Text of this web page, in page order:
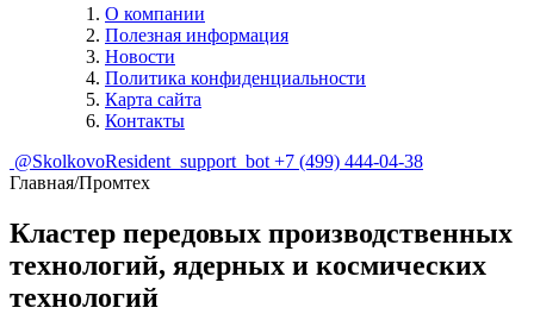
О компании
Полезная информация
Новости
Политика конфиденциальности
Карта сайта
Контакты
@SkolkovoResident_support_bot +7 (499) 444-04-38
Главная/Промтех
Кластер передовых производственных
технологий, ядерных и космических
технологий